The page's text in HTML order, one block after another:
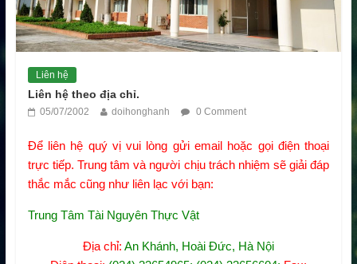
Liên hệ
Liên hệ theo địa chỉ.
05/07/2002 doihonghanh 0 Comment
Để liên hệ quý vị vui lòng gửi email hoặc gọi điện thoại
trực tiếp. Trung tâm và người chịu trách nhiệm sẽ giải đáp
thắc mắc cũng như liên lạc với bạn:
Trung Tâm Tài Nguyên Thực Vật
Địa chỉ: An Khánh, Hoài Đức, Hà Nội